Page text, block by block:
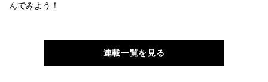
んでみよう！
連載一覧を見る